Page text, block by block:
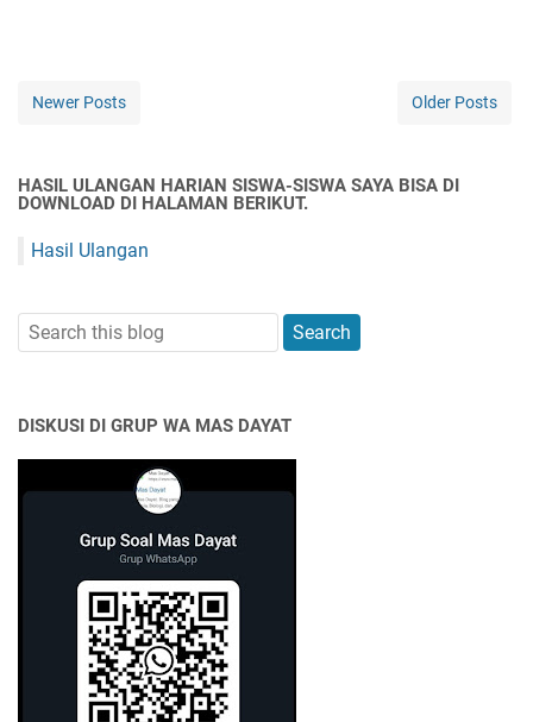
Newer Posts Older Posts
HASIL ULANGAN HARIAN SISWA-SISWA SAYA BISA DI
DOWNLOAD DI HALAMAN BERIKUT.
Hasil Ulangan
DISKUSI DI GRUP WA MAS DAYAT